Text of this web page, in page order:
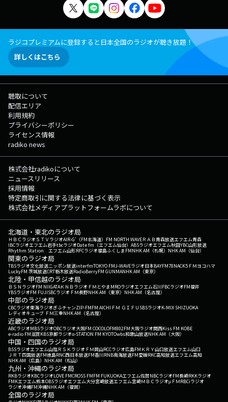
ラジコプレミアムに登録すると日本全国のラジオが聴き放題！
詳しくはこちら
聴取について
配信エリア
利用規約
プライバシーポリシー
ライセンス情報
radiko news
株式会社radikoについて
ニュースリリース
採用情報
特定商取引に関する法律に基づく表示
株式会社メディアプラットフォームラボについて
北海道・東北のラジオ局
ＨＢＣラジオＳＴＶラジオAIR-G'（FM北海道） FM NORTH WAVEＲＡＢ青森放送エフエム青森
IBCラジオエフエム岩手tbcラジオDate fm（エフエム仙台） ABSラジオエフエム秋田YBC山形放送
Rhythm Station エフエム山形RFCラジオ福島ふくしまFMNHK AM（札幌） NHK AM（仙台）
関東のラジオ局
TBSラジオ文化放送ニッポン放送interfmTOKYO FMJ-WAVEラジオ日本BAYFM78NACK5 ＦＭヨコハマ
LuckyFM 茨城放送CRT栃木放送RadioBerryFM GUNMANHK AM（東京）
北陸・甲信越のラジオ局
ＢＳＮラジオFM NIIGATAＫＮＢラジオ ＦＭとやまMROラジオエフエム石川FBCラジオFM福井
YBSラジオFM FUJISBCラジオ ＦＭ長野NHK AM（東京） NHK AM（名古屋）
中部のラジオ局
CBCラジオ東海ラジオぎふチャンZIP-FMFM AICHI ＦＭ ＧＩＦＵ SBSラジオK-MIX SHIZUOKA
レディオキューブ ＦＭ三重NHK AM（名古屋）
近畿のラジオ局
ABCラジオMBSラジオOBCラジオ大阪FM COCOLOFM802FM大阪ラジオ関西Kiss FM KOBE
e-radio FM滋賀KBS京都ラジオα-STATION FM KYOTOwbs和歌山放送NHK AM（大阪）
中国・四国のラジオ局
BSSラジオエフエム山陰ＲＳＫラジオ ＦＭ岡山RCCラジオ広島FM ＫＲＹ山口放送エフエム山口
ＪＲＴ四国放送FM徳島RNC西日本放送FM香川RNB南海放送FM愛媛RKC高知放送エフエム高知
NHK AM（広島） NHK AM（松山）
九州・沖縄のラジオ局
RKBラジオKBCラジオLOVE FMCROSS FMFM FUKUOKAエフエム佐賀NBCラジオFM長崎RKKラジオ
FMKエフエム熊本OBSラジオエフエム大分宮崎放送エフエム宮崎ＭＢＣラジオμＦＭRBCiラジオ
ラジオ沖縄FM沖縄NHK AM（福岡）
全国のラジオ局